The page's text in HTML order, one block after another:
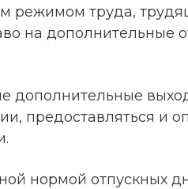
режимом труда,
на дополнительные
дополнительные
предоставляться и
нормой отпускных